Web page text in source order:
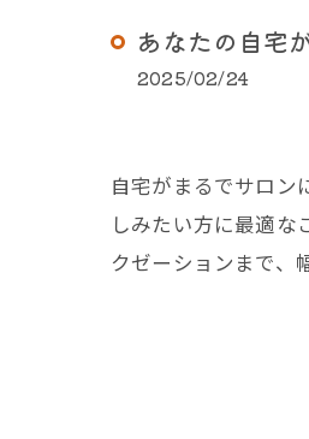
あなたの自宅
2025/02/24
自宅がまるでサロン
しみたい方に最適
クゼーションまで、